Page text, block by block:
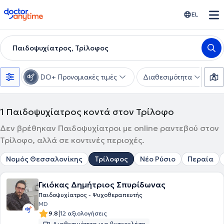
doctoranytime EL
Παιδοψυχίατρος, Τρίλοφος
DO+ Προνομιακές τιμές Διαθεσιμότητα
1 Παιδοψυχίατρος κοντά στον Τρίλοφο
Δεν βρέθηκαν Παιδοψυχίατροι με online ραντεβού στον
Τρίλοφο, αλλά σε κοντινές περιοχές.
Νομός Θεσσαλονίκης Τρίλοφος Νέο Ρύσιο Περαία
Γκιόκας Δημήτριος Σπυρίδωνας
Παιδοψυχίατρος - Ψυχοθεραπευτής
MD
9.8|12 αξιολογήσεις